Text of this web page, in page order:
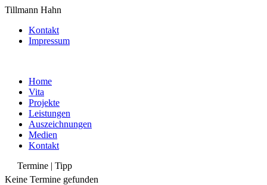
Tillmann Hahn
Kontakt
Impressum
Home
Vita
Projekte
Leistungen
Auszeichnungen
Medien
Kontakt
Termine | Tipp
Keine Termine gefunden